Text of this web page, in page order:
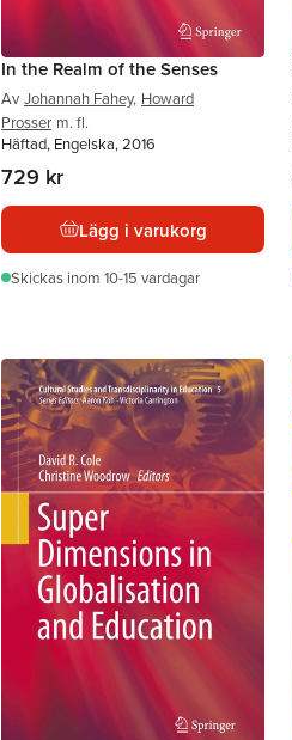
In the Realm of the Senses
Av Johannah Fahey, Howard
Prosser m. fl.
Häftad, Engelska, 2016
729 kr
Lägg i varukorg
Skickas inom 10-15 vardagar